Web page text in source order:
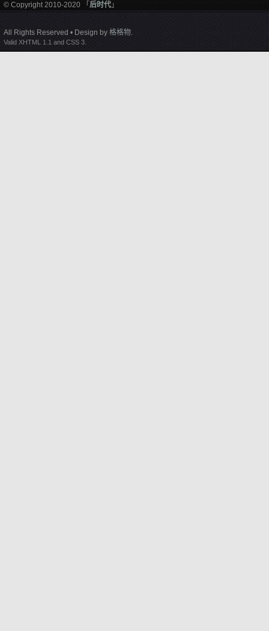
© Copyright 2010-2020 「 后时代 」
All Rights Reserved • Design by 格格物.
Valid XHTML 1.1 and CSS 3.